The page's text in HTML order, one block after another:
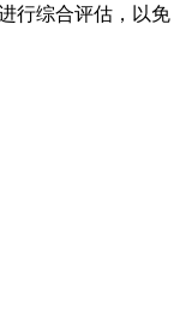
行综合评估，以免